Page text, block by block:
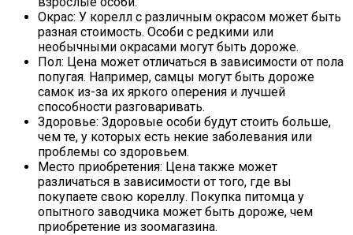
Окрас: У корелл с различным окрасом может быть
разная стоимость. Особи с редкими или
необычными окрасами могут быть дороже.
Пол: Цена может отличаться в зависимости от пола
попугая. Например, самцы могут быть дороже
самок из-за их яркого оперения и лучшей
способности разговаривать.
Здоровье: Здоровые особи будут стоить больше,
чем те, у которых есть некие заболевания или
проблемы со здоровьем.
Место приобретения: Цена также может
различаться в зависимости от того, где вы
покупаете свою кореллу. Покупка питомца у
опытного заводчика может быть дороже, чем
приобретение из зоомагазина.